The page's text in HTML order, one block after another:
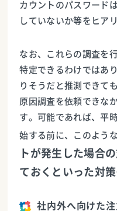
カウントのパスワード
していないか等をヒア
なお、これらの調査を
特定できるわけではあ
りそうだと推測できて
原因調査を依頼できな
す。可能であれば、平
始する前に、このような
トが発生した場合
ておくといった対
社内外へ向けた